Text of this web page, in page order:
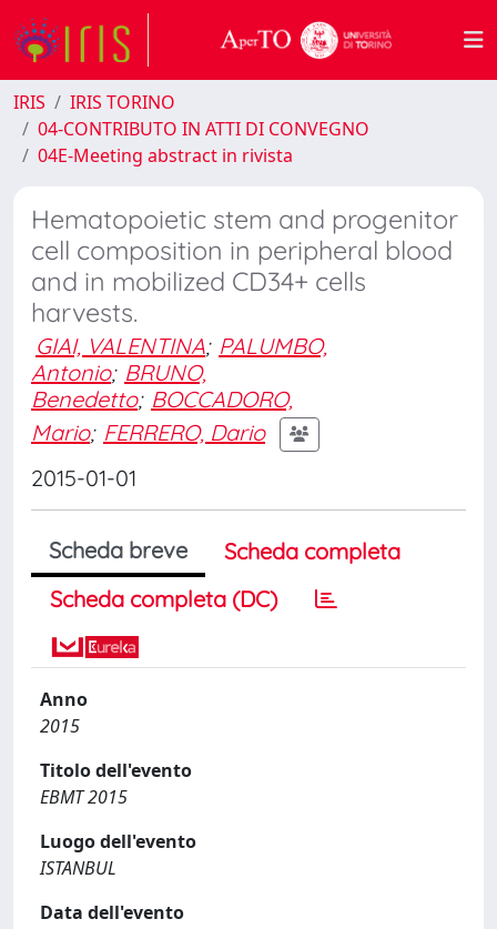
IRIS
IRIS TORINO
04-CONTRIBUTO IN ATTI DI CONVEGNO
04E-Meeting abstract in rivista
Hematopoietic stem and progenitor
cell composition in peripheral blood
and in mobilized CD34+ cells
harvests.
GIAI, VALENTINA; PALUMBO,
Antonio; BRUNO,
Benedetto; BOCCADORO,
Mario; FERRERO, Dario
2015-01-01
Scheda breve
Scheda completa
Scheda completa (DC)
Anno
2015
Titolo dell'evento
EBMT 2015
Luogo dell'evento
ISTANBUL
Data dell'evento